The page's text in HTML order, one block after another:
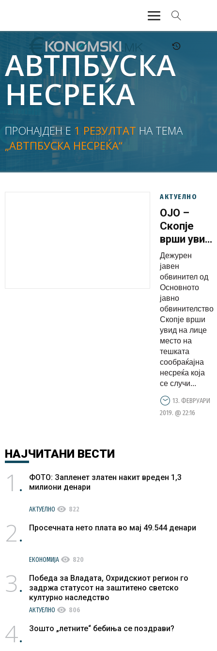
АКТУЕЛНО
ЕКОНОМИЈА
ФИНАНСИИ
БАНКАРСТВО
ЖИВОТ
МОЗАИК
АВТПБУСКА
НЕСРЕЌА
ПРОНАЈДЕН Е 1 РЕЗУЛТАТ НА ТЕМА
„АВТПБУСКА НЕСРЕЌА“
АКТУЕЛНО
ОЈО –
Скопје
врши увид
на
местото
на
несреќата
Дежурен
јавен
обвинител од
Основното
јавно
обвинителство
Скопје врши
увид на лице
место на
тешката
сообраќајна
несреќа која
се случи...
13. ФЕВРУАРИ
2019. @ 22:16
НАЈЧИТАНИ ВЕСТИ
1
ФОТО: Запленет златен накит вреден 1,3
милиони денари
АКТУЕЛНО visibility 822
2 Просечната нето плата во мај 49.544 денари
ЕКОНОМИЈА visibility 820
3
Победа за Владата, Охридскиот регион го
задржа статусот на заштитено светско
културно наследство
АКТУЕЛНО visibility 806
4 Зошто „летните“ бебиња се поздрави?